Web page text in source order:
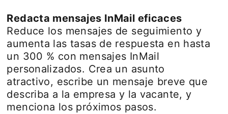
Redacta mensajes InMail eficaces
Reduce los mensajes de seguimiento y
aumenta las tasas de respuesta en hasta
un 300 % con mensajes InMail
personalizados. Crea un asunto
atractivo, escribe un mensaje breve que
describa a la empresa y la vacante, y
menciona los próximos pasos.